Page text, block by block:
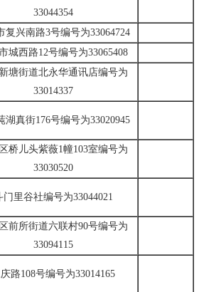
33044354
复兴南路3号编号为33064724
城西路12号编号为33065408
塘街道北永华通讯店编号为
33014337
湖真街176号编号为33020945
桥儿头紫薇1幢103室编号为
33030520
门里谷社编号为33044021
前所街道六联村90号编号为
33094115
路108号编号为33014165